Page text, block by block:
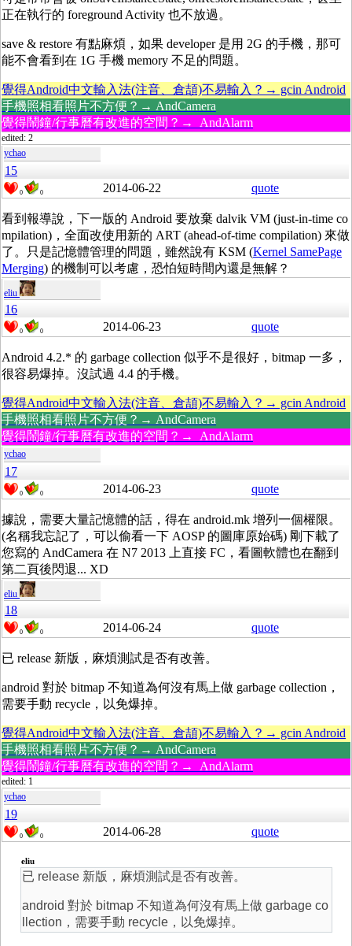
正在執行的 foreground Activity 也不放過。
save & restore 有點麻煩，如果 developer 是用 2G 的手機，那可
能不會看到在 1G 手機 memory 不足的問題。
覺得Android中文輸入法(注音、倉頡)不易輸入？→ gcin Android
手機照相看照片不方便？→ AndCamera
覺得鬧鐘/行事曆有改進的空間？→ AndAlarm
edited: 2
ychao
15
0 0 2014-06-22 quote
看到報導說，下一版的 Android 要放棄 dalvik VM (just-in-time co
mpilation)，全面改使用新的 ART (ahead-of-time compilation) 來做
了。只是記憶體管理的問題，雖然說有 KSM (Kernel SamePage
Merging) 的機制可以考慮，恐怕短時間內還是無解？
eliu
16
0 0 2014-06-23 quote
Android 4.2.* 的 garbage collection 似乎不是很好，bitmap 一多，
很容易爆掉。沒試過 4.4 的手機。
覺得Android中文輸入法(注音、倉頡)不易輸入？→ gcin Android
手機照相看照片不方便？→ AndCamera
覺得鬧鐘/行事曆有改進的空間？→ AndAlarm
ychao
17
0 0 2014-06-23 quote
據說，需要大量記憶體的話，得在 android.mk 增列一個權限。
(名稱我忘記了，可以偷看一下 AOSP 的圖庫原始碼) 剛下載了
您寫的 AndCamera 在 N7 2013 上直接 FC，看圖軟體也在翻到
第二頁後閃退... XD
eliu
18
0 0 2014-06-24 quote
已 release 新版，麻煩測試是否有改善。
android 對於 bitmap 不知道為何沒有馬上做 garbage collection，
需要手動 recycle，以免爆掉。
覺得Android中文輸入法(注音、倉頡)不易輸入？→ gcin Android
手機照相看照片不方便？→ AndCamera
覺得鬧鐘/行事曆有改進的空間？→ AndAlarm
edited: 1
ychao
19
0 0 2014-06-28 quote
eliu
已 release 新版，麻煩測試是否有改善。
android 對於 bitmap 不知道為何沒有馬上做 garbage co
llection，需要手動 recycle，以免爆掉。